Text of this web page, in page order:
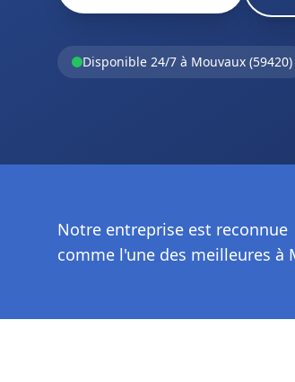
Disponible 24/7 à Mouvaux (59420)
Notre entreprise est reconnue
comme l'une des meilleures à